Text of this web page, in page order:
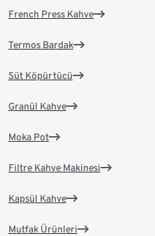
French Press Kahve
Termos Bardak
Süt Köpürtücü
Granül Kahve
Moka Pot
Filtre Kahve Makinesi
Kapsül Kahve
Mutfak Ürünleri